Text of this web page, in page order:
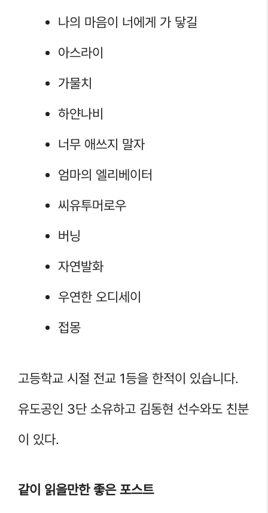
나의 마음이 너에게 가 닿길
아스라이
가물치
하얀나비
너무 애쓰지 말자
엄마의 엘리베이터
씨유투머로우
버닝
자연발화
우연한 오디세이
접몽
고등학교 시절 전교 1등을 한적이 있습니다.
유도공인 3단 소유하고 김동현 선수와도 친분
이 있다.
같이 읽을만한 좋은 포스트